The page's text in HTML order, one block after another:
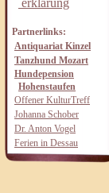
erklärung
Partnerlinks:
Antiquariat Kinzel
Tanzhund Mozart
Hundepension
Hohenstaufen
Offener KulturTreff
Johanna Schober
Dr. Anton Vogel
Ferien in Dessau